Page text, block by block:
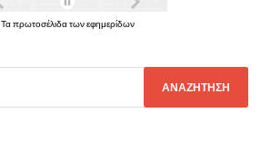
Τα πρωτοσέλιδα των εφημερίδων